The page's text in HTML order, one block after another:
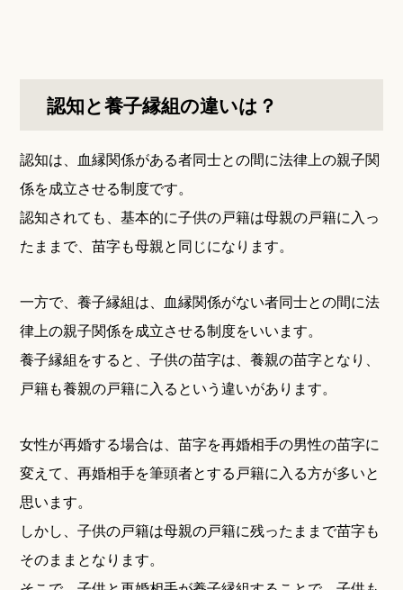
認知と養子縁組の違いは？
認知は、血縁関係がある者同士との間に法律上の親子関
係を成立させる制度です。
認知されても、基本的に子供の戸籍は母親の戸籍に入っ
たままで、苗字も母親と同じになります。
一方で、養子縁組は、血縁関係がない者同士との間に法
律上の親子関係を成立させる制度をいいます。
養子縁組をすると、子供の苗字は、養親の苗字となり、
戸籍も養親の戸籍に入るという違いがあります。
女性が再婚する場合は、苗字を再婚相手の男性の苗字に
変えて、再婚相手を筆頭者とする戸籍に入る方が多いと
思います。
しかし、子供の戸籍は母親の戸籍に残ったままで苗字も
そのままとなります。